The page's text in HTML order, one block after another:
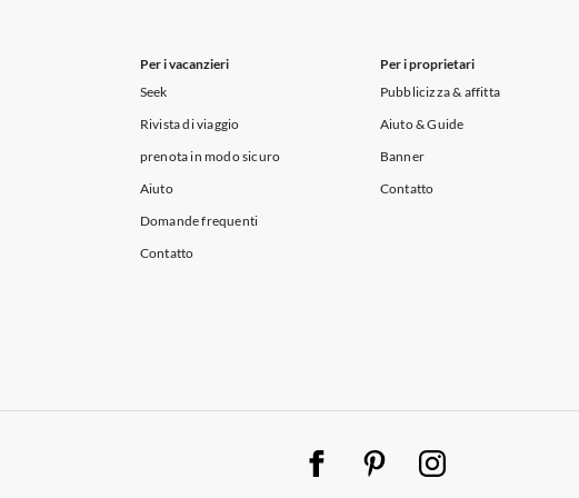
Per i vacanzieri
Seek
Rivista di viaggio
prenota in modo sicuro
Aiuto
Domande frequenti
Contatto
Per i proprietari
Pubblicizza & affitta
Aiuto & Guide
Banner
Contatto